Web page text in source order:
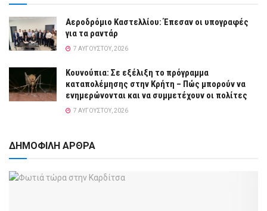
Αεροδρόμιο Καστελλίου: Έπεσαν οι υπογραφές
για τα ραντάρ
7 ΑΥΓΟΎΣΤΟΥ, 2026
Κουνούπια: Σε εξέλιξη το πρόγραμμα
καταπολέμησης στην Κρήτη – Πώς μπορούν να
ενημερώνονται και να συμμετέχουν οι πολίτες
7 ΑΥΓΟΎΣΤΟΥ, 2026
ΔΗΜΟΦΙΛΗ ΑΡΘΡΑ